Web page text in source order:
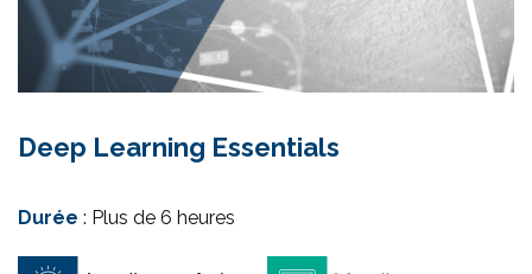
Deep Learning Essentials
Durée : Plus de 6 heures